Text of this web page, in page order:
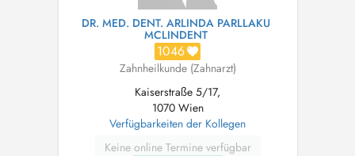
DR. MED. DENT. ARLINDA PARLLAKU
MCLINDENT
1046
Zahnheilkunde (Zahnarzt)
Kaiserstraße 5/17,
1070 Wien
Verfügbarkeiten der Kollegen
Keine online Termine verfügbar